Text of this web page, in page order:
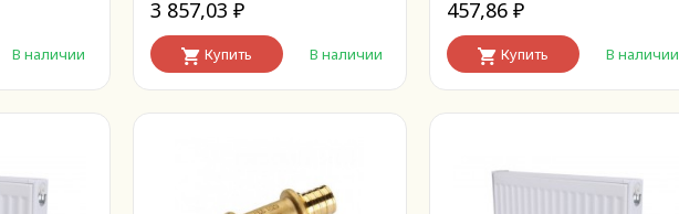
В наличии
3 857,03 ₽
Купить В наличии
457,86₽
Купить В наличии